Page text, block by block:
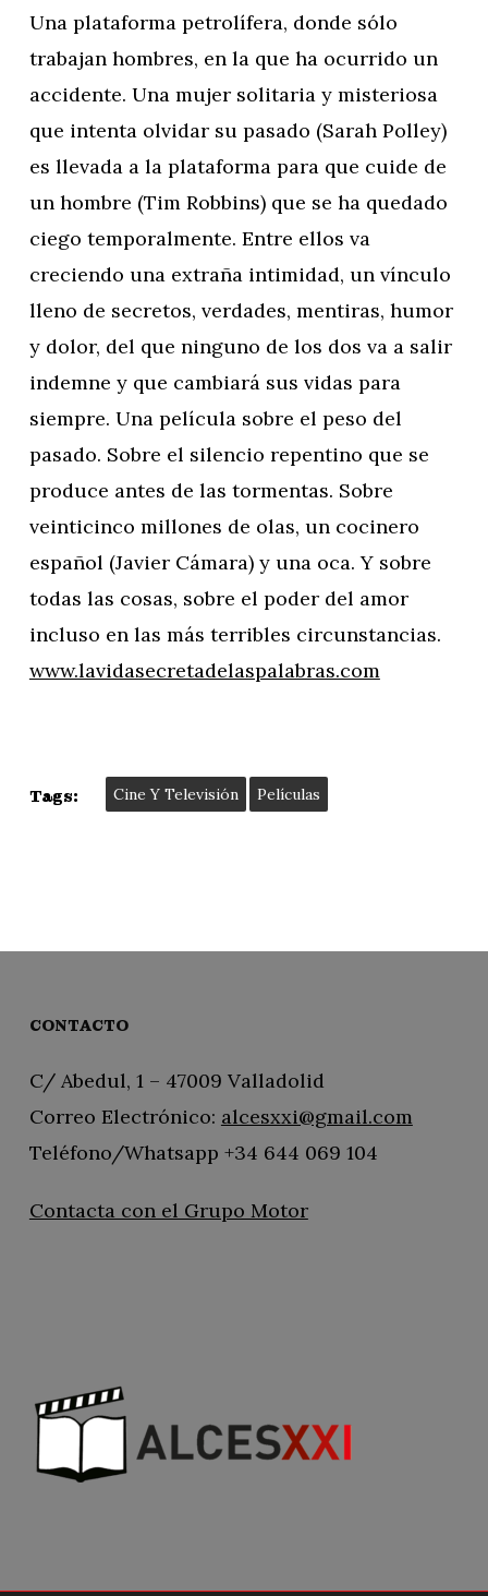
Una plataforma petrolífera, donde sólo
trabajan hombres, en la que ha ocurrido un
accidente. Una mujer solitaria y misteriosa
que intenta olvidar su pasado (Sarah Polley)
es llevada a la plataforma para que cuide de
un hombre (Tim Robbins) que se ha quedado
ciego temporalmente. Entre ellos va
creciendo una extraña intimidad, un vínculo
lleno de secretos, verdades, mentiras, humor
y dolor, del que ninguno de los dos va a salir
indemne y que cambiará sus vidas para
siempre. Una película sobre el peso del
pasado. Sobre el silencio repentino que se
produce antes de las tormentas. Sobre
veinticinco millones de olas, un cocinero
español (Javier Cámara) y una oca. Y sobre
todas las cosas, sobre el poder del amor
incluso en las más terribles circunstancias.
www.lavidasecretadelaspalabras.com
Tags: Cine Y Televisión Películas
CONTACTO
C/ Abedul, 1 – 47009 Valladolid
Correo Electrónico: alcesxxi@gmail.com
Teléfono/Whatsapp +34 644 069 104
Contacta con el Grupo Motor